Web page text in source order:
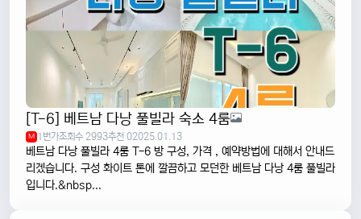
[T-6] 베트남 다낭 풀빌라 숙소 4룸
M 1번가조회수 2993추천 02025.01.13
베트남 다낭 풀빌라 4룸 T-6 방 구성, 가격 , 예약방법에 대해서 안내드
리겠습니다. 구성 화이트 톤에 깔끔하고 모던한 베트남 다낭 4룸 풀빌라
입니다.&nbsp...